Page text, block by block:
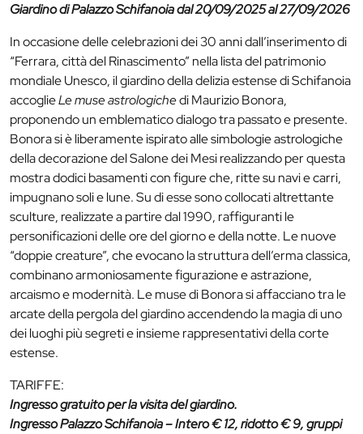
Giardino di Palazzo Schifanoia dal 20/09/2025 al 27/09/2026
In occasione delle celebrazioni dei 30 anni dall’inserimento di
“Ferrara, città del Rinascimento” nella lista del patrimonio
mondiale Unesco, il giardino della delizia estense di Schifanoia
accoglieLe muse astrologichedi Maurizio Bonora,
proponendo un emblematico dialogo tra passato e presente.
Bonora si è liberamente ispirato alle simbologie astrologiche
della decorazione del Salone dei Mesi realizzando per questa
mostra dodici basamenti con figure che, ritte su navi e carri,
impugnano soli e lune. Su di esse sono collocati altrettante
sculture, realizzate a partire dal 1990, raffiguranti le
personificazioni delle ore del giorno e della notte. Le nuove
“doppie creature”, che evocano la struttura dell’erma classica,
combinano armoniosamente figurazione e astrazione,
arcaismo e modernità. Le muse di Bonora si affacciano tra le
arcate della pergola del giardino accendendo la magia di uno
dei luoghi più segreti e insieme rappresentativi della corte
estense.
TARIFFE:
Ingresso gratuito per la visita del giardino.
Ingresso Palazzo Schifanoia – Intero € 12, ridotto € 9, gruppi